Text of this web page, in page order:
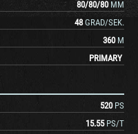
80/80/80 MM
48 GRAD/SEK.
360 M
PRIMARY
520 PS
15.55 PS/T